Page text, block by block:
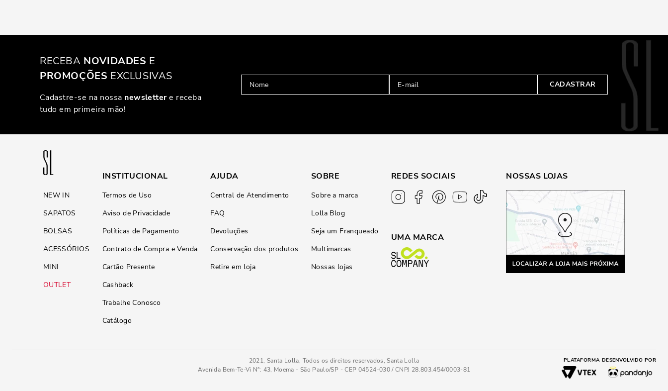
RECEBA NOVIDADES E
PROMOÇÕES EXCLUSIVAS
Cadastre-se na nossa newslettere receba
tudo em primeira mão!
CADASTRAR
NEW IN
SAPATOS
BOLSAS
ACESSÓRIOS
MINI
OUTLET
INSTITUCIONAL
Termos de Uso
Aviso de Privacidade
Políticas de Pagamento
Contrato de Compra e Venda
Cartão Presente
Cashback
Trabalhe Conosco
Catálogo
AJUDA
Central de Atendimento
FAQ
Devoluções
Conservação dos produtos
Retire em loja
SOBRE
Sobre a marca
Lolla Blog
Seja um Franqueado
Multimarcas
Nossas lojas
REDES SOCIAIS
UMA MARCA
NOSSAS LOJAS
2021, Santa Lolla, Todos os direitos reservados, Santa Lolla
Avenida Bem-Te-Vi N°: 43, Moema - São Paulo/SP - CEP 04524-030 / CNPJ 28.803.454/0003-81
PLATAFORMA DESENVOLVIDO POR